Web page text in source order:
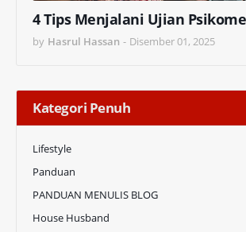
4 Tips Menjalani Ujian
by Hasrul Hassan - Disember 01, 2025
Kategori Penuh
Lifestyle
Panduan
PANDUAN MENULIS BLOG
House Husband